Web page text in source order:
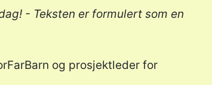
- Teksten er formulert som en
og prosjektleder for